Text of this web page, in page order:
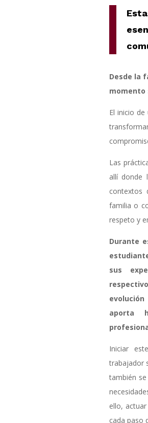
Desde la
El inicio
Las
allí donde
contextos
familia o
respeto y
Durante
sus
aporta
Iniciar
trabajador
también
ello,
cada paso